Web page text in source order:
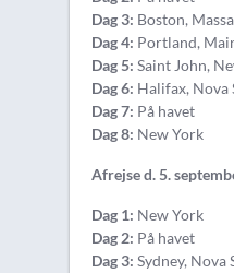
Dag 3: Boston,
Dag 4: Portland,
Dag 5: Saint John,
Dag 6: Halifax, Nova
Dag 7: På havet
Dag 8: New York
Afrejse d. 5.
Dag 1: New York
Dag 2: På havet
Dag 3: Sydney, Nova